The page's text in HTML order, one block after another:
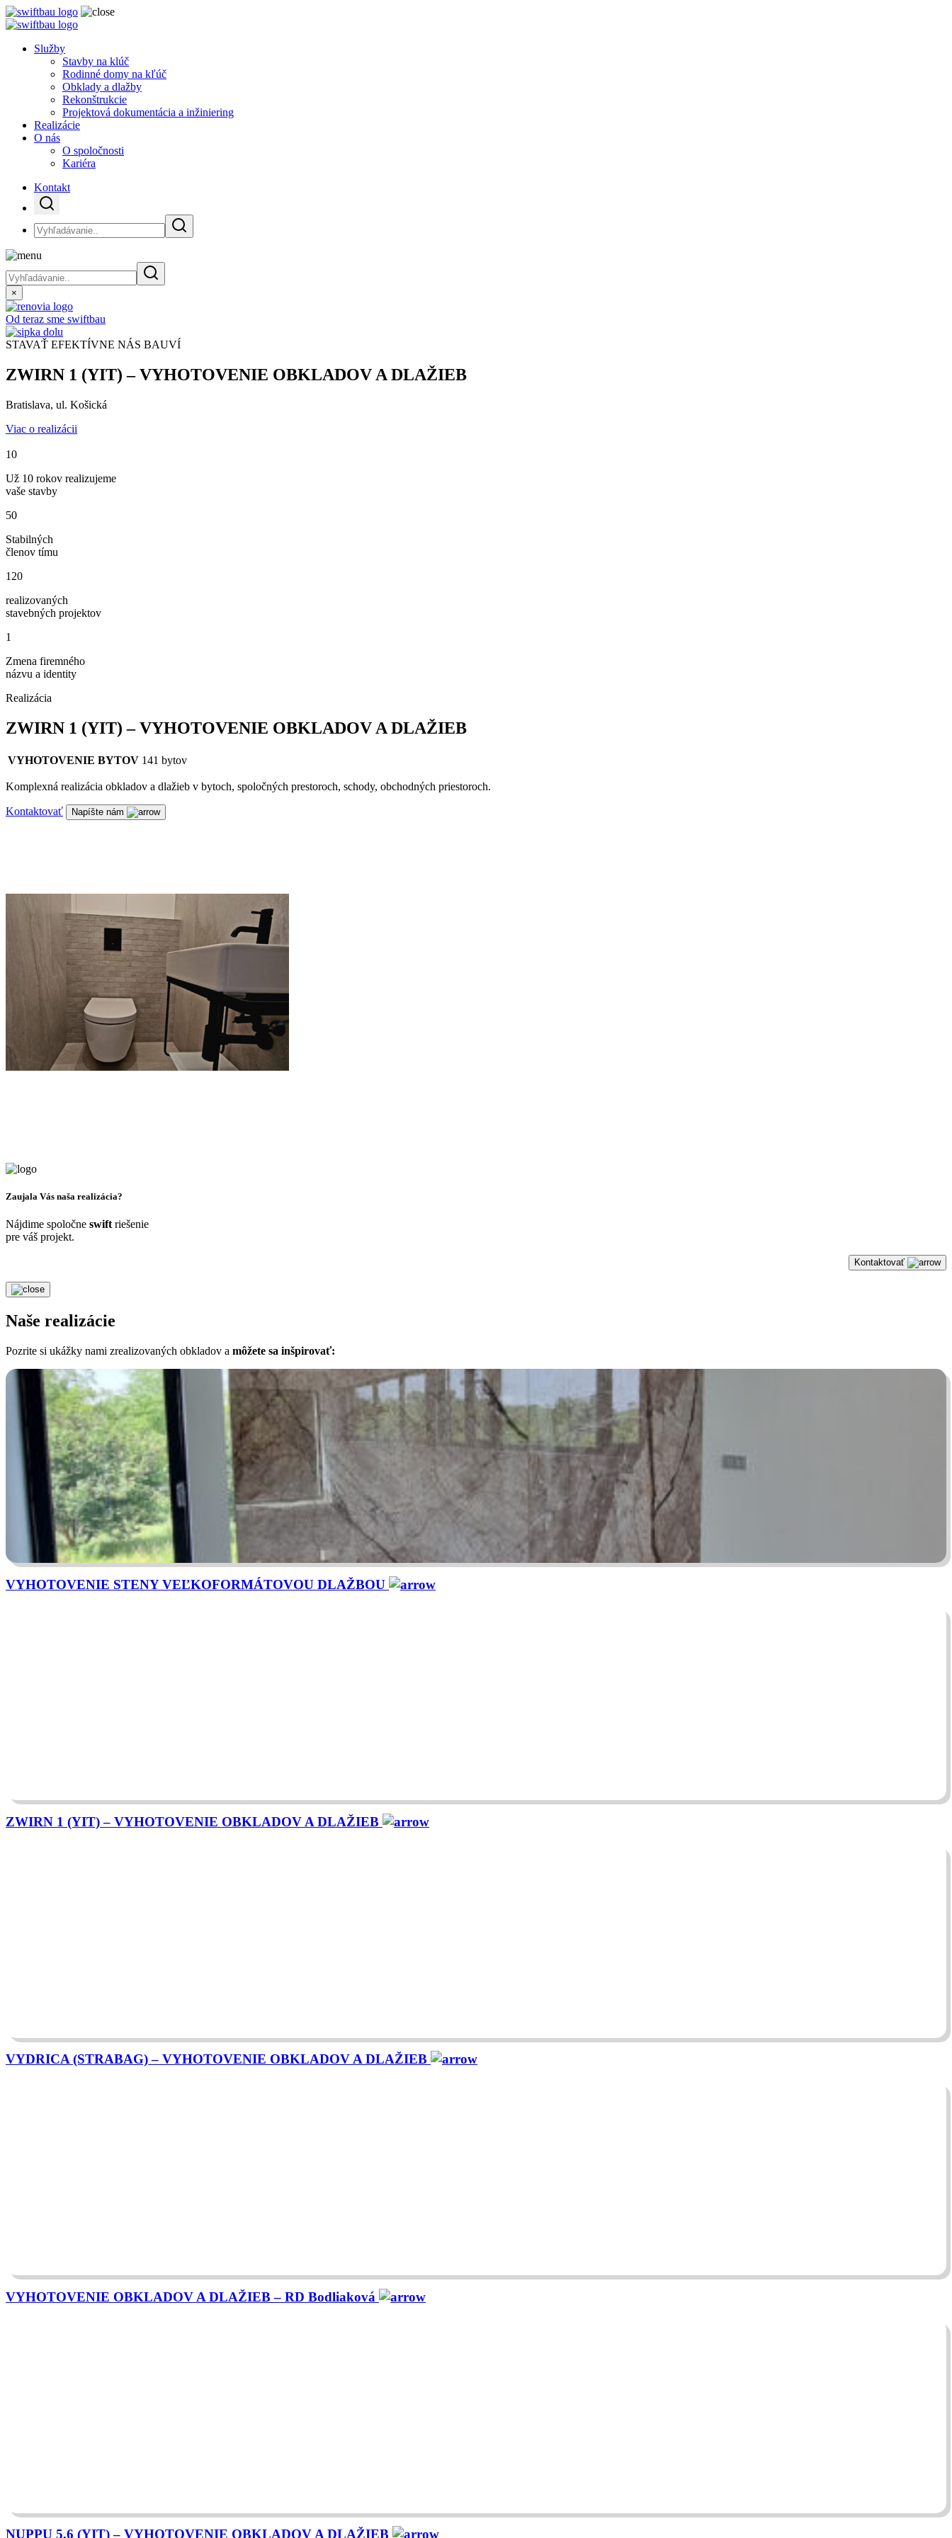
Služby
Stavby na klúč
Rodinné domy na kľúč
Obklady a dlažby
Rekonštrukcie
Projektová dokumentácia a inžiniering
Realizácie
O nás
O spoločnosti
Kariéra
Kontakt
×
Od teraz sme swiftbau
STAVAŤ EFEKTÍVNE NÁS BAUVÍ
ZWIRN 1 (YIT) – VYHOTOVENIE OBKLADOV A DLAŽIEB
Bratislava, ul. Košická
Viac o realizácii
10
Už 10 rokov realizujeme
vaše stavby
50
Stabilných
členov tímu
120
realizovaných
stavebných projektov
1
Zmena firemného
názvu a identity
Realizácia
ZWIRN 1 (YIT) – VYHOTOVENIE OBKLADOV A DLAŽIEB
VYHOTOVENIE BYTOV 141 bytov
Komplexná realizácia obkladov a dlažieb v bytoch, spoločných prestoroch, schody, obchodných priestoroch.
Kontaktovať Napíšte nám
Zaujala Vás naša realizácia?
Nájdime spoločne swift riešenie
pre váš projekt.
Kontaktovať
Naše realizácie
Pozrite si ukážky nami zrealizovaných obkladov a môžete sa inšpirovať:
VYHOTOVENIE STENY VEĽKOFORMÁTOVOU DLAŽBOU
ZWIRN 1 (YIT) – VYHOTOVENIE OBKLADOV A DLAŽIEB
VYDRICA (STRABAG) – VYHOTOVENIE OBKLADOV A DLAŽIEB
VYHOTOVENIE OBKLADOV A DLAŽIEB – RD Bodliaková
NUPPU 5,6 (YIT) – VYHOTOVENIE OBKLADOV A DLAŽIEB